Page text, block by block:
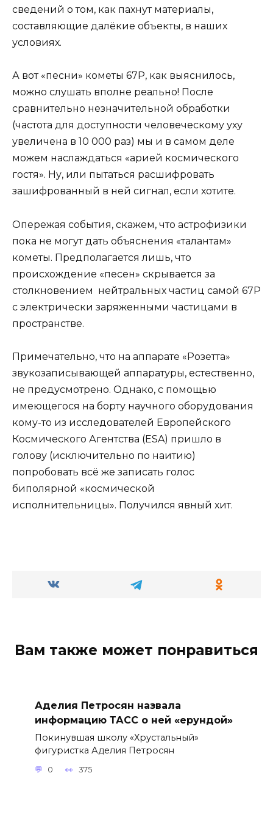
сведений о том, как пахнут материалы,
составляющие далёкие объекты, в наших
условиях.
А вот «песни» кометы 67Р, как выяснилось,
можно слушать вполне реально! После
сравнительно незначительной обработки
(частота для доступности человеческому уху
увеличена в 10 000 раз) мы и в самом деле
можем наслаждаться «арией космического
гостя». Ну, или пытаться расшифровать
зашифрованный в ней сигнал, если хотите.
Опережая события, скажем, что астрофизики
пока не могут дать объяснения «талантам»
кометы. Предполагается лишь, что
происхождение «песен» скрывается за
столкновением нейтральных частиц самой 67Р
с электрически заряженными частицами в
пространстве.
Примечательно, что на аппарате «Розетта»
звукозаписывающей аппаратуры, естественно,
не предусмотрено. Однако, с помощью
имеющегося на борту научного оборудования
кому-то из исследователей Европейского
Космического Агентства (ESA) пришло в
голову (исключительно по наитию)
попробовать всё же записать голос
биполярной «космической
исполнительницы». Получился явный хит.
Вам также может понравиться
Аделия Петросян назвала
информацию ТАСС о ней «ерундой»
Покинувшая школу «Хрустальный»
фигуристка Аделия Петросян
0 375